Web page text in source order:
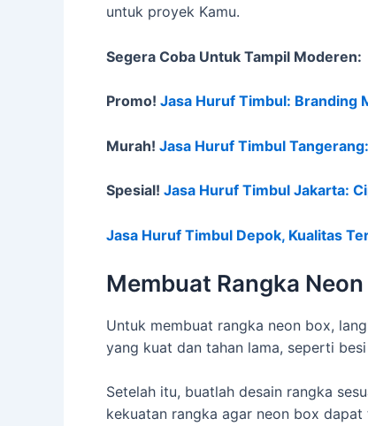
untuk proyek Kamu.
Segera Coba Untuk Tampil Moderen:
Promo! Jasa Huruf Timbul: Branding
Murah! Jasa Huruf Timbul
Spesial! Jasa Huruf Timbul Jakarta:
Jasa Huruf Timbul Depok, Kualitas
Membuat Rangka Neon
Untuk membuat rangka neon box,
yang kuat dan tahan lama, seperti
Setelah itu, buatlah desain rangka
kekuatan rangka agar neon box